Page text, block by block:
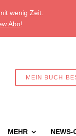
wenig Zeit.
Abo!
MEIN BUCH
MEHR NEWS-